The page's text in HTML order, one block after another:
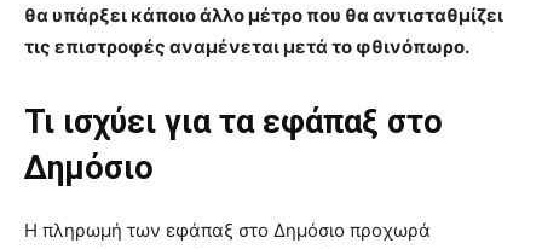
θα υπάρξει κάποιο άλλο μέτρο που θα αντισταθμίζει
τις επιστροφές αναμένεται μετά το φθινόπωρο.
Τι ισχύει για τα εφάπαξ στο
Δημόσιο
Η πληρωμή των εφάπαξ στο Δημόσιο προχωρά